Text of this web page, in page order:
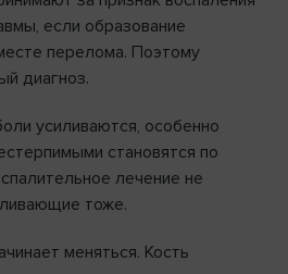
если образование
перелома. Поэтому
диагноз.
усиливаются, особенно
становятся по
лечение не
тоже.
меняться. Кость